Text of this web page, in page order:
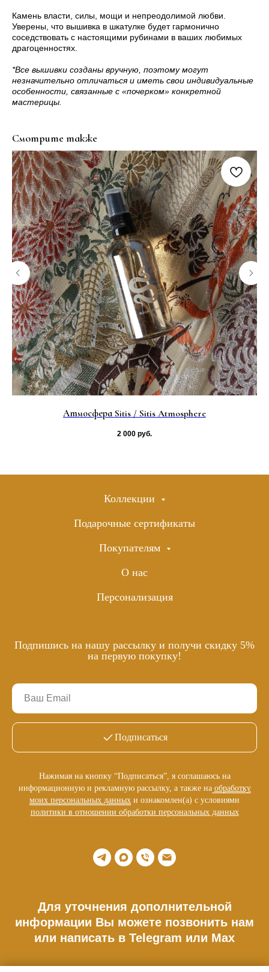
Камень власти, силы, мощи и непреодолимой любви.
Уверены, что вышивка в шкатулке будет гармонично
соседствовать с настоящими рубинами в ваших любимых
драгоценностях.
*Все вышивки созданы вручную, поэтому могут
незначительно отличаться и иметь свои индивидуальные
особенности, связанные с «почерком» конкретной
мастерицы.
Смотрите также
Атмосфера Sitis / Sitis Atmosphere
2 000 руб.
Коллекции
Подарочные сертификаты
Покупателям
О нас
Персонализация
Подпишись на нашу рассылку и получи скидку 5%
на первую покупку!
Подписаться
Нажимая на кнопку “Подписаться”, я соглашаюсь на
информационную и рекламную рассылку, а также на обработку
моих персональных данных и ознакомлен(а) с условиями
политики в отношении обработки персональных данных
Для уточнения дополнительной
информации Вы можете позвонить нам
или написать в Telegram или Max